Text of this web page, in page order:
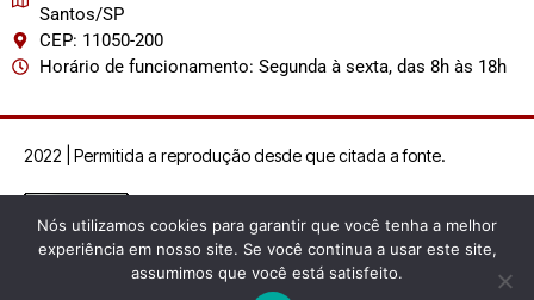
Santos/SP
CEP: 11050-200
Horário de funcionamento: Segunda à sexta, das 8h às 18h
2022 | Permitida a reprodução desde que citada a fonte.
Nós utilizamos cookies para garantir que você tenha a melhor
experiência em nosso site. Se você continua a usar este site,
assumimos que você está satisfeito.